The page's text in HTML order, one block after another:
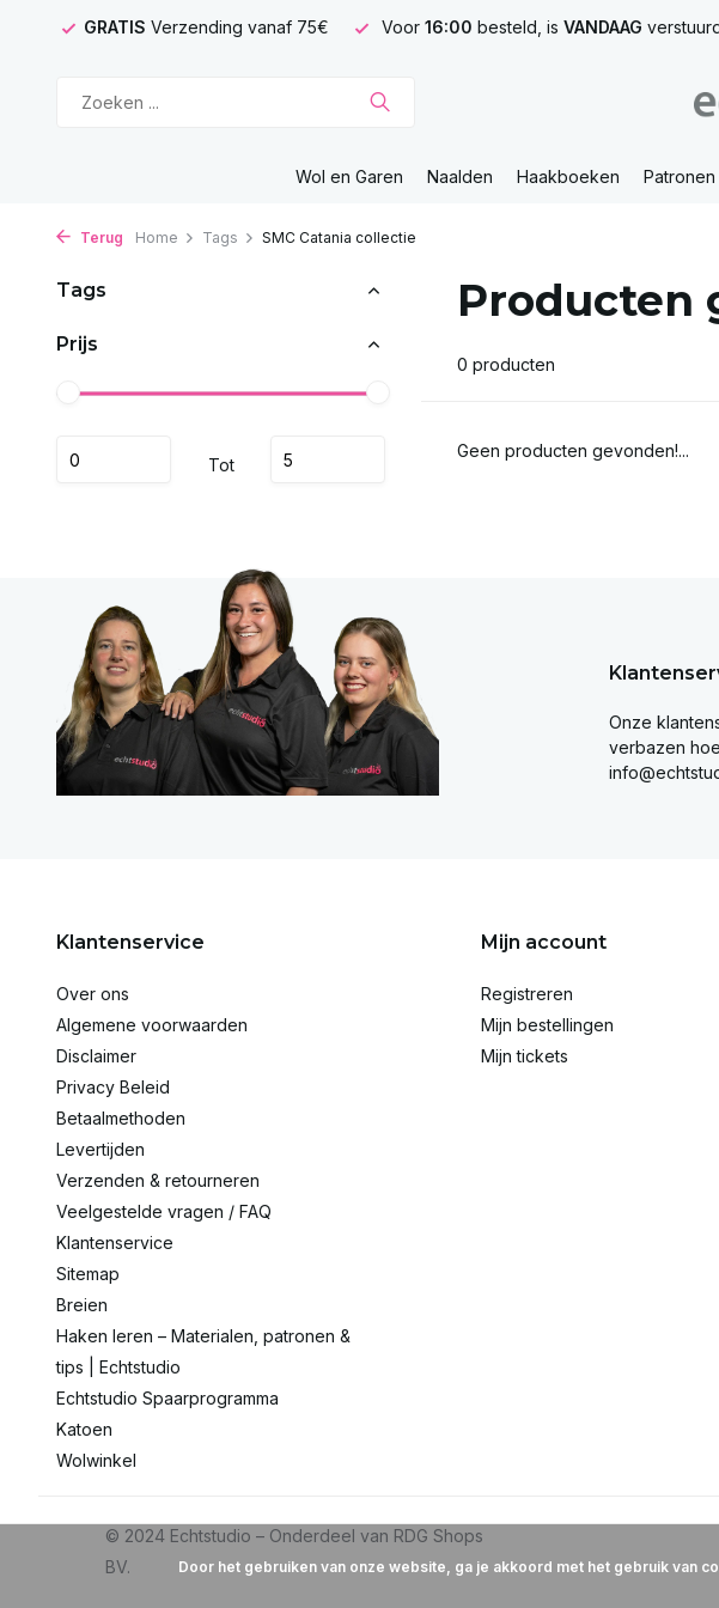
GRATIS Verzending vanaf 75€ Voor 16:00 besteld, is VANDAAG
Wol en Garen Naalden Haakboeken Patronen
Terug Home Tags SMC Catania collectie
Tags
Prijs
Tot
Producten
0 producten
Geen producten gevonden!...
Onze
verbazen
Klantenservice
Over ons
Algemene voorwaarden
Disclaimer
Privacy Beleid
Betaalmethoden
Levertijden
Verzenden & retourneren
Veelgestelde vragen / FAQ
Klantenservice
Sitemap
Breien
Haken leren – Materialen, patronen &
tips | Echtstudio
Echtstudio Spaarprogramma
Katoen
Wolwinkel
Mijn account
Registreren
Mijn bestellingen
Mijn tickets
Door het gebruiken van onze website, ga je akkoord met het gebruik van